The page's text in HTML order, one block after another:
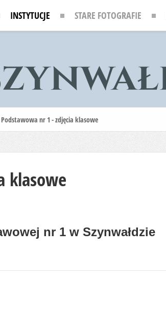
INSTYTUCJE STARE FOTOGRAFIE
Podstawowa nr 1 - zdjęcia klasowe
klasowe
nr 1 w Szynwałdzie